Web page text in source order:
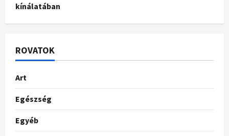
kínálatában
ROVATOK
Art
Egészség
Egyéb